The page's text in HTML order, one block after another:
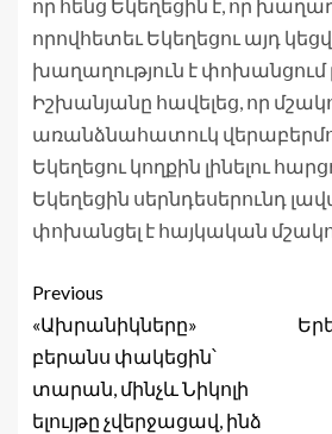
որ հենց Եկեղեցին է, որ
որովհետեւ Եկեղեցու այդ
խաղաղություն է փոխանցում
Իշխանյանը հավելեց, որ
առանձնահատուկ
Եկեղեցու կողքին լինելու
Եկեղեցին սերնդեսերունդ
փոխանցել է հայկական
Previous
«Ախրանիկները»
բերանս փակեցին՝
տարան, մինչև Նիկոլի
ելույթը չվերջացավ, ինձ